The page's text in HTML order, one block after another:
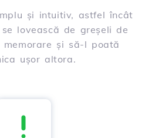
și intuitiv, astfel încât
lovească de greșeli de
și să-l poată
ușor altora.